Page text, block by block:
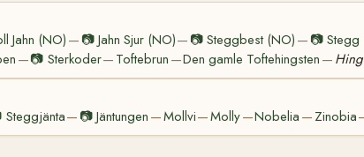
Jahn (NO)— 📷 Jahn Sjur (NO)— 📷 Steggbest (NO) — 📷Stegg
—📷 Sterkoder— Toftebrun —Den gamle Toftehingsten —
Steggjänta— 📷Jäntungen —Mollvi—Molly—Nobelia — Zinobia